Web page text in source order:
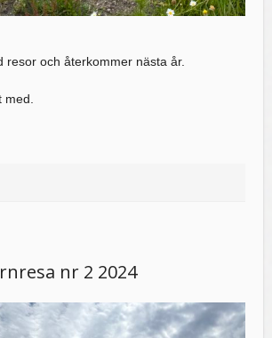
resor och återkommer nästa år.
nr 2 2024